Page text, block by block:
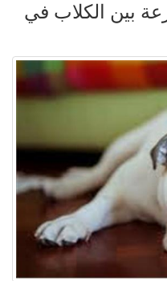
بين الكلاب في